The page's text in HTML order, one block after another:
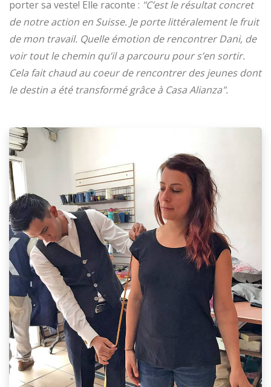
porter sa veste! Elle raconte : "C’est le résultat concret
de notre action en Suisse. Je porte littéralement le fruit
de mon travail. Quelle émotion de rencontrer Dani, de
voir tout le chemin qu’il a parcouru pour s’en sortir.
Cela fait chaud au coeur de rencontrer des jeunes dont
le destin a été transformé grâce à Casa Alianza".